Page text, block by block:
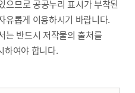
으므로 공공누리 표시가 부착된
유롭게 이용하시기 바랍니다.
는 반드시 저작물의 출처를
하여야 합니다.